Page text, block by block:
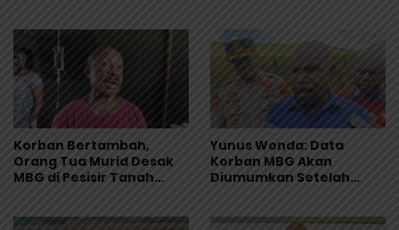
Korban Bertambah,
Orang Tua Murid Desak
MBG di Pesisir Tanah
Yunus Wonda: Data
Korban MBG Akan
Diumumkan Setelah